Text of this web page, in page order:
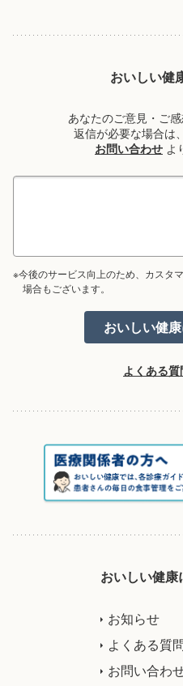
おいしい健
あなたのご意見・ご
返信が必要な場合は
お問い合わせ よ
※今後のサービス向上のため、カスタ
場合もございます。
よくある質
おいしい健康
お知らせ
よくある質
お問い合わ